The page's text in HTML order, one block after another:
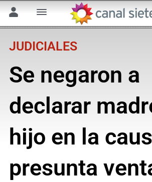
JUDICIALES
Se negaron a
declarar
hijo en la
presunta